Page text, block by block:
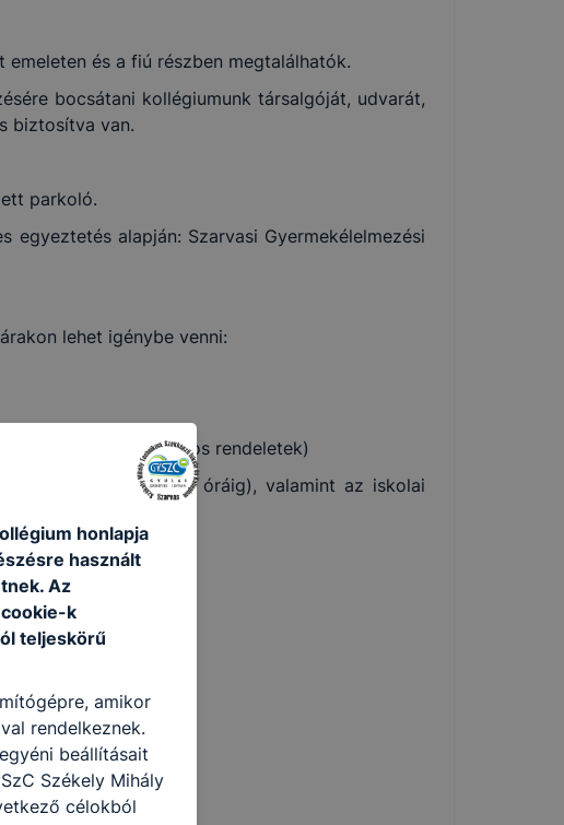
és a fiú részben megtalálhatók.
bocsátani kollégiumunk társalgóját, udvarát,
biztosítva van.
parkoló.
alapján: Szarvasi Gyermekélelmezési
lehet igénybe venni:
jogtár – Hatályos rendeletek)
– vasárnap 12.00 óráig), valamint az iskolai
honlapja
használt
Az
k
teljeskörű
amikor
rendelkeznek.
beállításait
Székely Mihály
célokból